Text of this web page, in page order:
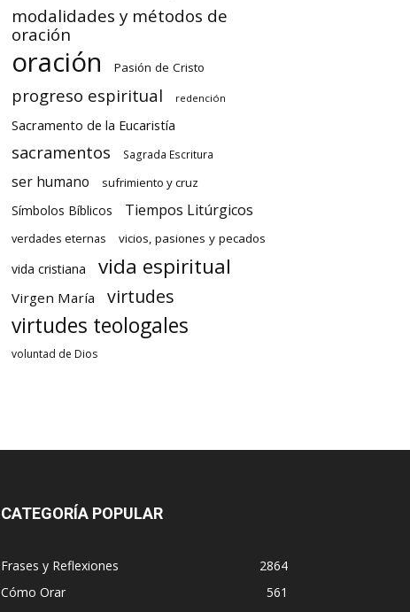
modalidades y métodos de
oración
oración Pasión de Cristo
progreso espiritual redención
Sacramento de la Eucaristía
sacramentos Sagrada Escritura
ser humano sufrimiento y cruz
Símbolos Bíblicos Tiempos Litúrgicos
verdades eternas vicios, pasiones y pecados
vida cristiana vida espiritual
Virgen María virtudes
virtudes teologales
voluntad de Dios
CATEGORÍA POPULAR
Frases y Reflexiones
2864
Cómo Orar
561